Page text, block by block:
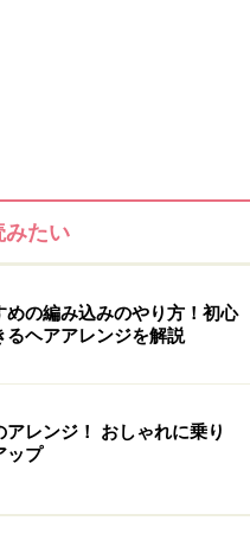
ブ
り方
みたい
めの編み込みのやり方！初心
るヘアアレンジを解説
レンジ！ おしゃれに乗り
ップ